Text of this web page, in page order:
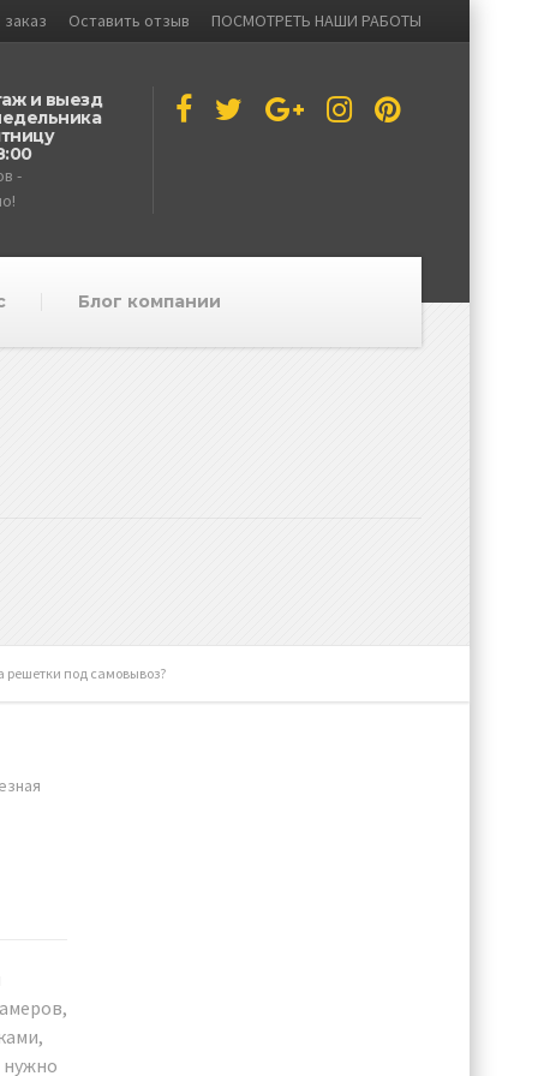
Оставить отзыв ПОСМОТРЕТЬ НАШИ РАБОТЫ
и выезд
-
Блог компании
решетки под самовывоз?
нужно